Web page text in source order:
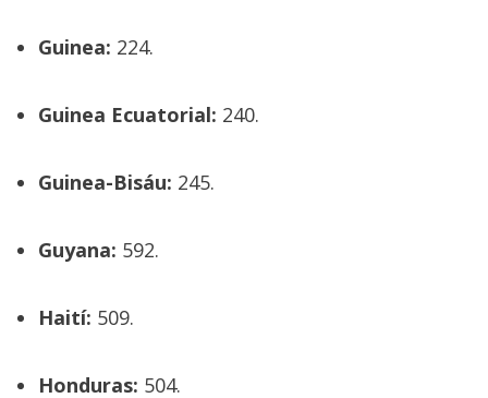
Guinea: 224.
Guinea Ecuatorial: 240.
Guinea-Bisáu: 245.
Guyana: 592.
Haití: 509.
Honduras: 504.